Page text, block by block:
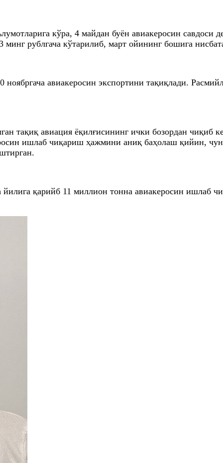
кўра, 4 майдан буён авиакеросин савдоси
минг рублгача кўтарилиб, март ойининг бошига
авиакеросин экспортини тақиқлади.
тақиқ авиация ёқилғисининг ички бозордан
ишлаб чиқариш ҳажмини аниқ баҳолаш қийин,
қарийб 11 миллион тонна авиакеросин ишлаб